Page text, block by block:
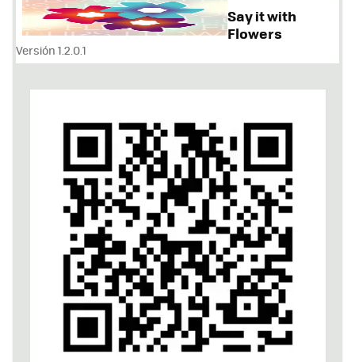
Say it with
Flowers
Versión 1.2.0.1